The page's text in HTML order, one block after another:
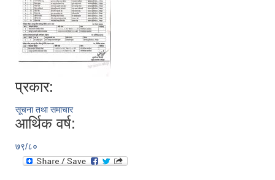
प्रकार:
सूचना तथा समाचार
आर्थिक वर्ष:
७९/८०